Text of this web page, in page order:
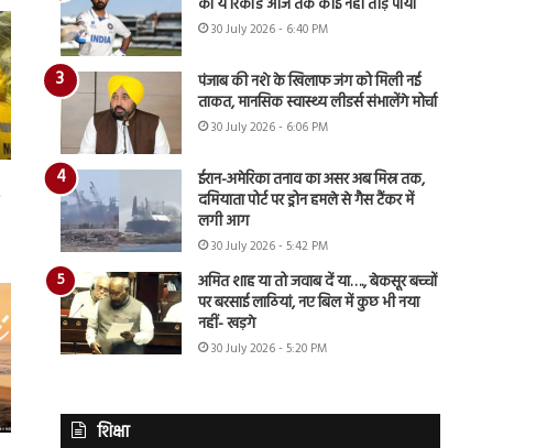
30 July 2026 - 6:40 PM
पंजाब की नशे के खिलाफ जंग को मिली नई
ताकत, मानसिक स्वास्थ्य लीडर्स संभालेंगे मोर्चा
30 July 2026 - 6:06 PM
ईरान-अमेरिका तनाव का असर अब मिस्र तक,
दमियाता पोर्ट पर ड्रोन हमले से गैस टैंकर में
लगी आग
30 July 2026 - 5:42 PM
अमित शाह या तो जवाब दें या…., बेकसूर बच्चों
पर बरसाई लाठियां, नए बिल में कुछ भी नया
नहीं- खड़गे
30 July 2026 - 5:20 PM
शिक्षा